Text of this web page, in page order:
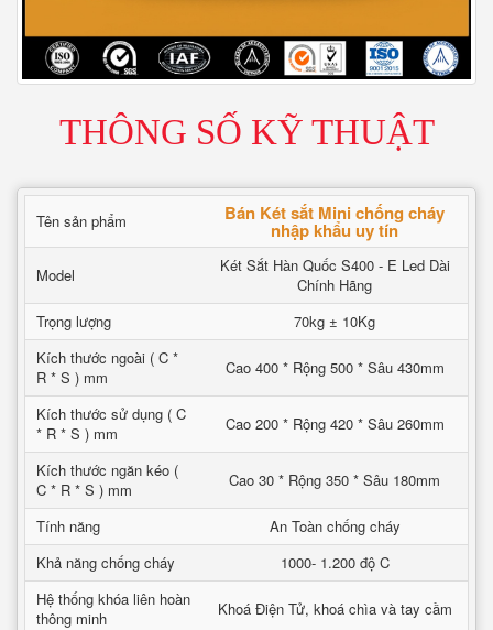
THÔNG SỐ KỸ THUẬT
Tên sản phẩm Bán Két sắt Mini chống cháy
nhập khẩu uy tín
Model
Két Sắt Hàn Quốc S400 - E Led Dài
Chính Hãng
Trọng lượng
70kg ± 10Kg
Kích thước ngoài ( C *
R * S ) mm
Cao 400 * Rộng 500 * Sâu 430mm
Kích thước sử dụng ( C
* R * S ) mm
Cao 200 * Rộng 420 * Sâu 260mm
Kích thước ngăn kéo (
C * R * S ) mm
Cao 30 * Rộng 350 * Sâu 180mm
Tính năng
An Toàn chống cháy
Khả năng chống cháy
1000- 1.200 độ C
Hệ thống khóa liên hoàn
thông minh
Khoá Điện Tử, khoá chìa và tay cầm